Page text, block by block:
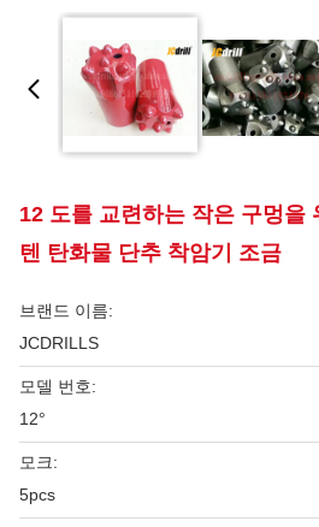
12 도를 교련하는 작은 구멍을
텐 탄화물 단추 착암기 조금
브랜드 이름:
JCDRILLS
모델 번호:
12°
모크:
5pcs